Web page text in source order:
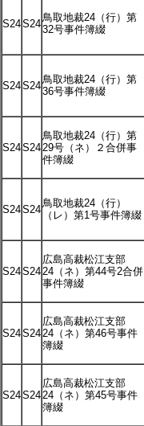
S24S24
鳥取地裁24（行）第
32号事件簿綴
S24S24
鳥取地裁24（行）第
36号事件簿綴
S24S24
鳥取地裁24（行）第
29号（ネ）２合併事
件簿綴
S24S24
鳥取地裁24（行）
（レ）第1号事件簿綴
S24S24
広島高裁松江支部
24（ネ）第44号2合併
事件簿綴
S24S24
広島高裁松江支部
24（ネ）第46号事件
簿綴
S24S24
広島高裁松江支部
24（ネ）第45号事件
簿綴